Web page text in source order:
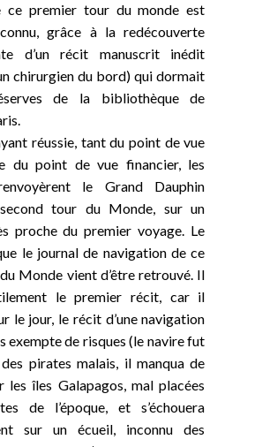
ce premier tour du monde est
grâce à la redécouverte
d’un récit manuscrit inédit
chirurgien du bord) qui dormait
de la bibliothèque de
réussie, tant du point de vue
du point de vue financier, les
le Grand Dauphin
tour du Monde, sur un
proche du premier voyage. Le
le journal de navigation de ce
Monde vient d’être retrouvé. Il
le premier récit, car il
le jour, le récit d’une navigation
exempte de risques (le navire fut
pirates malais, il manqua de
les îles Galapagos, mal placées
de l’époque, et s’échouera
sur un écueil, inconnu des